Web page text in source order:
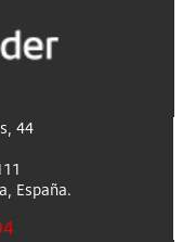
44
España.